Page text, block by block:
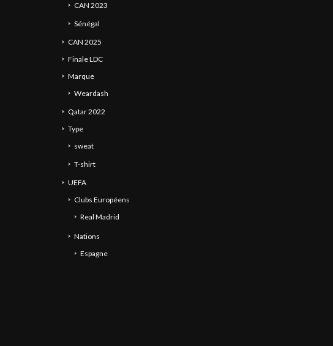
CAN 2023
Sénégal
CAN 2025
Finale LDC
Marque
Weardash
Qatar 2022
Type
sweat
T-shirt
UEFA
Clubs Européens
Real Madrid
Nations
Espagne